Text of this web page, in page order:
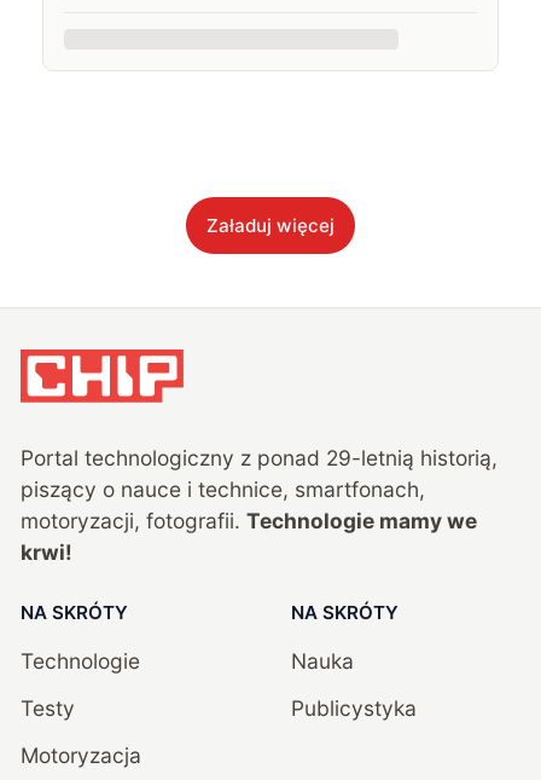
Załaduj więcej
Portal technologiczny z ponad 29-letnią historią,
piszący o nauce i technice, smartfonach,
motoryzacji, fotografii. Technologie mamy we
krwi!
NA SKRÓTY
Technologie
Testy
Motoryzacja
NA SKRÓTY
Nauka
Publicystyka